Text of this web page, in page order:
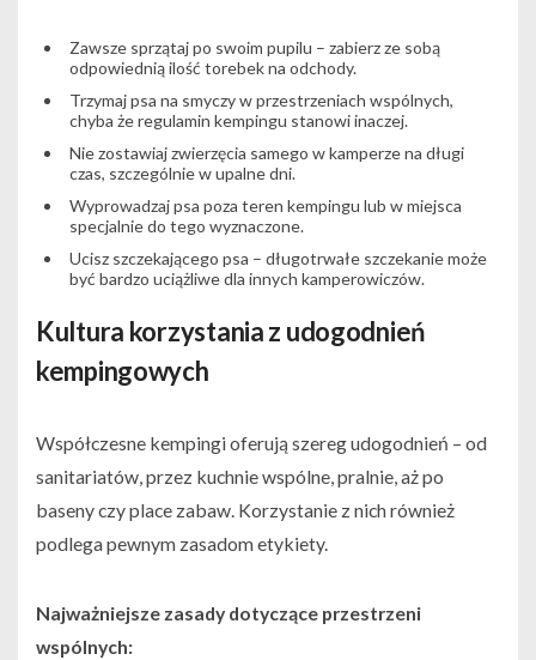
Zawsze sprzątaj po swoim pupilu – zabierz ze sobą
odpowiednią ilość torebek na odchody.
Trzymaj psa na smyczy w przestrzeniach wspólnych,
chyba że regulamin kempingu stanowi inaczej.
Nie zostawiaj zwierzęcia samego w kamperze na długi
czas, szczególnie w upalne dni.
Wyprowadzaj psa poza teren kempingu lub w miejsca
specjalnie do tego wyznaczone.
Ucisz szczekającego psa – długotrwałe szczekanie może
być bardzo uciążliwe dla innych kamperowiczów.
Kultura korzystania z udogodnień
kempingowych
Współczesne kempingi oferują szereg udogodnień – od
sanitariatów, przez kuchnie wspólne, pralnie, aż po
baseny czy place zabaw. Korzystanie z nich również
podlega pewnym zasadom etykiety.
Najważniejsze zasady dotyczące przestrzeni
wspólnych: